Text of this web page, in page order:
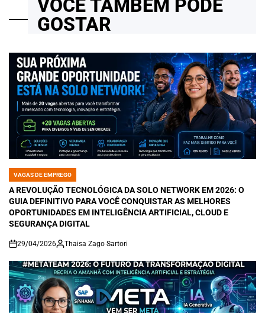
VOCÊ TAMBÉM PODE
GOSTAR
POSTED
IN
VAGAS DE EMPREGO
A REVOLUÇÃO TECNOLÓGICA DA SOLO NETWORK EM 2026: O
GUIA DEFINITIVO PARA VOCÊ CONQUISTAR AS MELHORES
OPORTUNIDADES EM INTELIGÊNCIA ARTIFICIAL, CLOUD E
SEGURANÇA DIGITAL
on
29/04/2026 Thaisa Zago Sartori